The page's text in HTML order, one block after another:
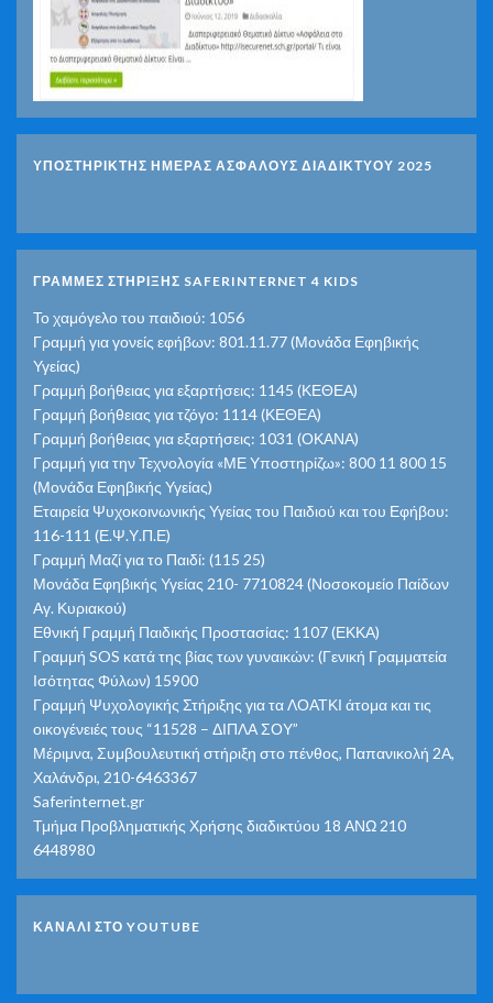
ΥΠΟΣΤΗΡΙΚΤΗΣ ΗΜΕΡΑΣ ΑΣΦΑΛΟΥΣ ΔΙΑΔΙΚΤΥΟΥ 2025
ΓΡΑΜΜΕΣ ΣΤΗΡΙΞΗΣ SAFERINTERNET 4 KIDS
Το χαμόγελο του παιδιού: 1056
Γραμμή για γονείς εφήβων: 801.11.77 (Μονάδα Εφηβικής
Υγείας)
Γραμμή βοήθειας για εξαρτήσεις: 1145 (ΚΕΘΕΑ)
Γραμμή βοήθειας για τζόγο: 1114 (ΚΕΘΕΑ)
Γραμμή βοήθειας για εξαρτήσεις: 1031 (ΟΚΑΝΑ)
Γραμμή για την Τεχνολογία «ΜΕ Υποστηρίζω»: 800 11 800 15
(Μονάδα Εφηβικής Υγείας)
Εταιρεία Ψυχοκοινωνικής Υγείας του Παιδιού και του Εφήβου:
116-111 (Ε.Ψ.Υ.Π.Ε)
Γραμμή Μαζί για το Παιδί: (115 25)
Μονάδα Εφηβικής Υγείας 210- 7710824 (Νοσοκομείο Παίδων
Αγ. Κυριακού)
Εθνική Γραμμή Παιδικής Προστασίας: 1107 (ΕΚΚΑ)
Γραμμή SOS κατά της βίας των γυναικών: (Γενική Γραμματεία
Ισότητας Φύλων) 15900
Γραμμή Ψυχολογικής Στήριξης για τα ΛΟΑΤΚΙ άτομα και τις
οικογένειές τους “11528 – ΔΙΠΛΑ ΣΟΥ”
Μέριμνα, Συμβουλευτική στήριξη στο πένθος, Παπανικολή 2Α,
Χαλάνδρι, 210-6463367
Saferinternet.gr
Τμήμα Προβληματικής Χρήσης διαδικτύου 18 ΑΝΩ 210
6448980
ΚΑΝΑΛΙ ΣΤΟ YOUTUBE